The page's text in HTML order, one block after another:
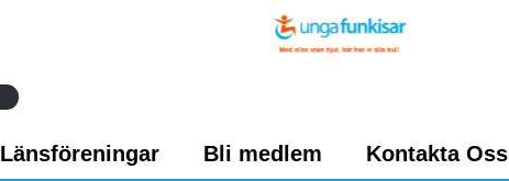
Länsföreningar Bli medlem Kontakta Oss